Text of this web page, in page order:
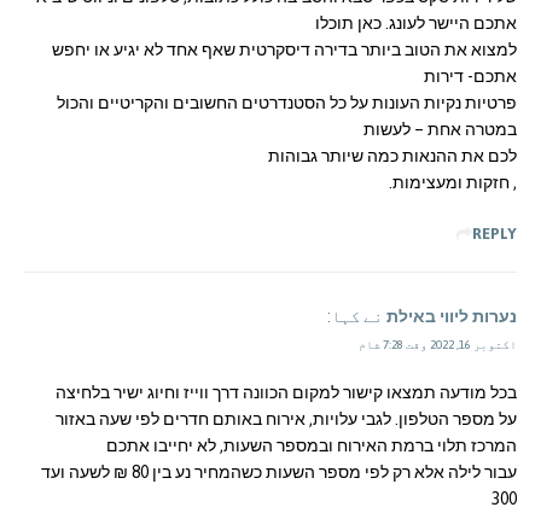
אתכם היישר לעונג. כאן תוכלו
למצוא את הטוב ביותר בדירה דיסקרטית שאף אחד לא יגיע או יחפש
אתכם- דירות
פרטיות נקיות העונות על כל הסטנדרטים החשובים והקריטיים והכול
במטרה אחת – לעשות
לכם את ההנאות כמה שיותר גבוהות
, חזקות ומעצימות.
REPLY
נערות ליווי באילת نے کہا:
اکتوبر 16, 2022 وقت 7:28 شام
בכל מודעה תמצאו קישור למקום הכוונה דרך ווייז וחיוג ישיר בלחיצה
על מספר הטלפון. לגבי עלויות, אירוח באותם חדרים לפי שעה באזור
המרכז תלוי ברמת האירוח ובמספר השעות, לא יחייבו אתכם
עבור לילה אלא רק לפי מספר השעות כשהמחיר נע בין 80 ₪ לשעה ועד
300